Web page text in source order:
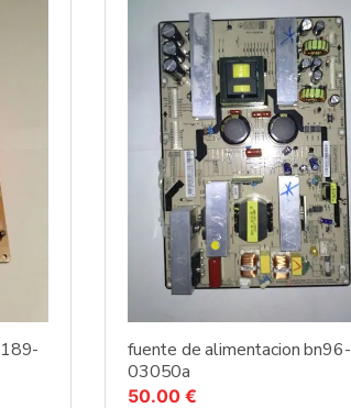
fuente de alimentacion bn96-
03050a
50.00 €